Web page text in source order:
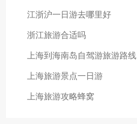
江浙沪一日游去哪里好
浙江旅游合适吗
上海到海南岛自驾游旅游路线
上海旅游景点一日游
上海旅游攻略蜂窝